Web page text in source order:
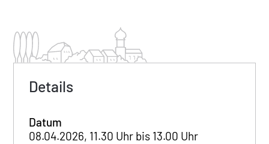
Details
Datum
08.04.2026, 11.30 Uhr bis 13.00 Uhr